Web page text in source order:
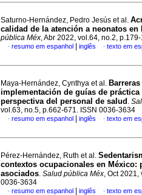
Saturno-Hernández, Pedro Jesús et al.
calidad de la atención a neonatos
pública Méx, Abr 2022, vol.64, no.2,
· resumo em espanhol inglês · texto em
Maya-Hernández, Cynthya et al.
implementación de guías de
perspectiva del personal de salud .
vol.63, no.5, p.662-671. ISSN 0036-3634
· resumo em espanhol inglês · texto em
Pérez-Hernández, Ruth et al.
contextos ocupacionales en México:
asociados. Salud pública Méx, Oct 2021,
0036-3634
· resumo em espanhol inglês · texto em